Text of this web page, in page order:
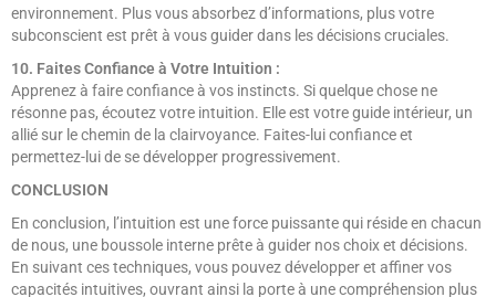
environnement. Plus vous absorbez d’informations, plus votre
subconscient est prêt à vous guider dans les décisions cruciales.
10. Faites Confiance à Votre Intuition :
Apprenez à faire confiance à vos instincts. Si quelque chose ne
résonne pas, écoutez votre intuition. Elle est votre guide intérieur, un
allié sur le chemin de la clairvoyance. Faites-lui confiance et
permettez-lui de se développer progressivement.
CONCLUSION
En conclusion, l’intuition est une force puissante qui réside en chacun
de nous, une boussole interne prête à guider nos choix et décisions.
En suivant ces techniques, vous pouvez développer et affiner vos
capacités intuitives, ouvrant ainsi la porte à une compréhension plus